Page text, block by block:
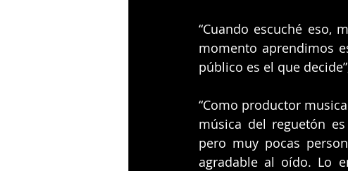
“Cuando escuché eso,
momento aprendimos
público es el que
“Como productor
música del reguetón
pero muy pocas
agradable al oído. Lo